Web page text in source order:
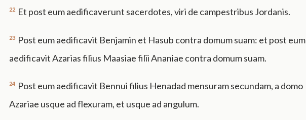
22 Et post eum aedificaverunt sacerdotes, viri de campestribus Jordanis.
23 Post eum aedificavit Benjamin et Hasub contra domum suam: et post eum
aedificavit Azarias filius Maasiae filii Ananiae contra domum suam.
24 Post eum aedificavit Bennui filius Henadad mensuram secundam, a domo
Azariae usque ad flexuram, et usque ad angulum.